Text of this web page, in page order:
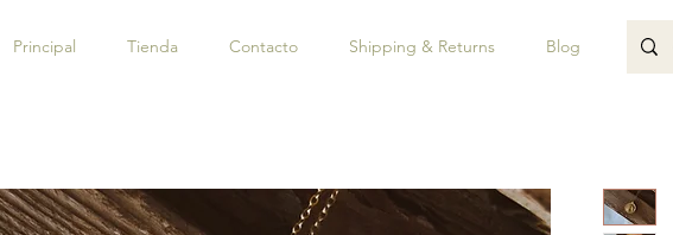
Principal Tienda Contacto Shipping & Returns Blog